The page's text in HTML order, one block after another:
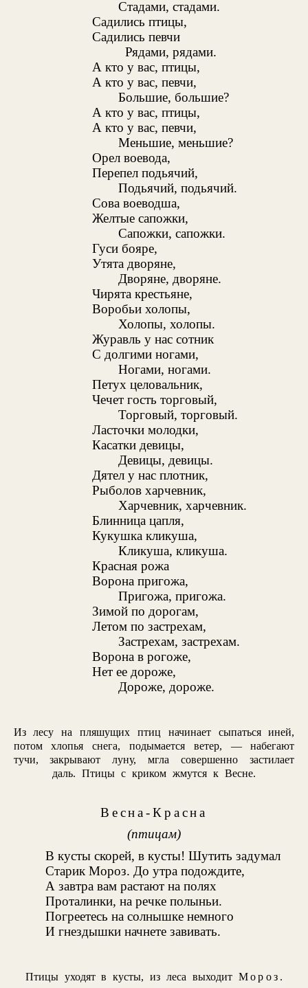
Стадами, стадами.
Садились птицы,
Садились певчи
Рядами, рядами.
А кто у вас, птицы,
А кто у вас, певчи,
Большие, большие?
А кто у вас, птицы,
А кто у вас, певчи,
Меньшие, меньшие?
Орел воевода,
Перепел подьячий,
Подьячий, подьячий.
Сова воеводша,
Желтые сапожки,
Сапожки, сапожки.
Гуси бояре,
Утята дворяне,
Дворяне, дворяне.
Чирята крестьяне,
Воробьи холопы,
Холопы, холопы.
Журавль у нас сотник
С долгими ногами,
Ногами, ногами.
Петух целовальник,
Чечет гость торговый,
Торговый, торговый.
Ласточки молодки,
Касатки девицы,
Девицы, девицы.
Дятел у нас плотник,
Рыболов харчевник,
Харчевник, харчевник.
Блинница цапля,
Кукушка кликуша,
Кликуша, кликуша.
Красная рожа
Ворона пригожа,
Пригожа, пригожа.
Зимой по дорогам,
Летом по застрехам,
Застрехам, застрехам.
Ворона в рогоже,
Нет ее дороже,
Дороже, дороже.
Из лесу на пляшущих птиц начинает сыпаться иней,
потом хлопья снега, подымается ветер, — набегают
тучи, закрывают луну, мгла совершенно застилает
даль. Птицы с криком жмутся к Весне.
Весна-Красна
(птицам)
В кусты скорей, в кусты! Шутить задумал
Старик Мороз. До утра подождите,
А завтра вам растают на полях
Проталинки, на речке полыньи.
Погреетесь на солнышке немного
И гнездышки начнете завивать.
Птицы уходят в кусты, из леса выходит Мороз .